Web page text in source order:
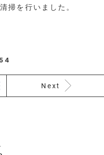
掃を行いました。
Next